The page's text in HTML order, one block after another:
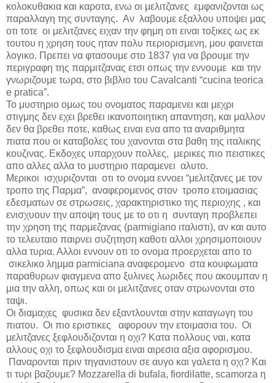
κολοκυθακια και καροτα, ενω οι μελιτζανες εμφανιζονται ως
παραλλαγη της συνταγης. Αν λαβουμε εξαλλου υποψει μας
οτι τοτε οι μελιτζανες ειχαν την φημη οτι ειναι τοξικες ως εκ
τουτου η χρηση τους ηταν πολυ περιορισμενη, μου φαινεται
λογικο. Πρεπει να φτασουμε στο 1837 για να βρουμε την
περιγραφη της παρμιτζανας ετσι οπως την εννουμε και την
γνωριζουμε τωρα, στο βιβλιο του Cavalcanti “cucina teorica
e pratica”.
Το μυστηριο ομως του ονοματος παραμενει και μεχρι
στιγμης δεν εχει βρεθει ικανοποιητικη απαντηση, και μαλλον
δεν θα βρεθει ποτε, καθως ειναι ενα απο τα αναριθμητα
πιατα που οι καταβολες του χανονται στα βαθη της ιταλικης
κουζινας. Εκδοχες υπαρχουν πολλες, μερικες πιο πειστικες
απο αλλες αλλα το μυστηριο παραμενει αλυτο.
Μερικοι ισχυριζονται οτι το ονομα εννοει “μελιτζανες με τον
τροπο της Παρμα”, αναφερομενος στον τροπο ετοιμασιας
εδεσματων σε στρωσεις, χαρακτηριστικο της περιοχης , και
ενισχυουν την αποψη τους με το οτι η συνταγη προβλεπει
την χρηση της παρμεζανας (parmigiano ιταλιστι), αν και αυτο
το τελευταιο παιρνει συζητηση καθοτι αλλοι χρησιμοποιουν
αλλα τυρια. Αλλοι εννουν οτι το ονομα προερχεται απο το
σικελικο λημμα parmiciana αναφερομενο στα κουφωματα
παραθυρων φιαγμενα απο ξυλινες λωριδες που ακουμπαν η
μια την αλλη, οπως και οι μελιτζανες οταν στρωνονται στο
ταψι.
Οι διαμαχες φυσικα δεν εξαντλουνται στην καταγωγη του
πιατου. Οι πιο εριστικες αφορουν την ετοιμασια του. Οι
μελιτζανες ξεφλουδιζονται η οχι? Κατα πολλους ναι, κατα
αλλους οχι το ξεφλουδισμα ειναι αιρεσια αξια αφορισμου.
Παναρονται πριν τηγανιστουν σε αυγο και γαλετα η οχι? Και
τι τυρι βαζουμε? Mozzarella di bufala, fiordilatte, scamorza η